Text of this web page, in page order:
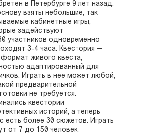
в Петербурге 9 лет назад.
взяты небольшие, так
кабинетные игры,
задействуют
участников одновременно
3-4 часа. Квестория —
живого квеста,
адаптированный для
Играть в нее может любой,
предварительной
не требуется.
квестории
историй, а теперь
есть более 30 сюжетов. Играть
от 7 до 150 человек.